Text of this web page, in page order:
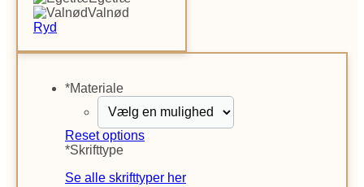
Valnød
Ryd
*Materiale
Reset options
*Skrifttype
Se alle skrifttyper her